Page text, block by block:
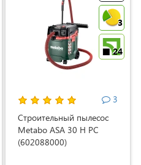
3
24
3
Строительный пылесос
Metabo ASA 30 H PC
(602088000)